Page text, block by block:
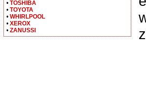
• TOSHIBA
• TOYOTA
• WHIRLPOOL
• XEROX
• ZANUSSI